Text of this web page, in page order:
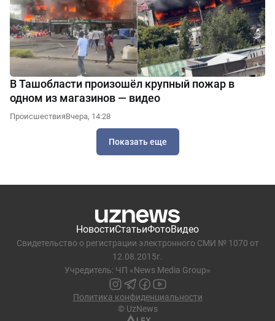
В Ташобласти произошёл крупный пожар в
одном из магазинов — видео
ПроисшествияВчера, 14:28
Показать еще
НовостиСтатьиФотоВидео
Свидетельство о регистрации электронного СМИ № 1070 от
12.08.2015г.
Учредитель: ЧП «News Media Group»
Политика конфиденциальности
© UzNews